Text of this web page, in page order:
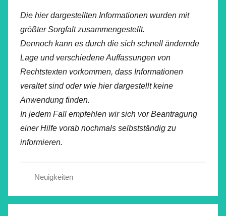
Die hier dargestellten Informationen wurden mit
größter Sorgfalt zusammengestellt.
Dennoch kann es durch die sich schnell ändernde
Lage und verschiedene Auffassungen von
Rechtstexten vorkommen, dass Informationen
veraltet sind oder wie hier dargestellt keine
Anwendung finden.
In jedem Fall empfehlen wir sich vor Beantragung
einer Hilfe vorab nochmals selbstständig zu
informieren.
Neuigkeiten